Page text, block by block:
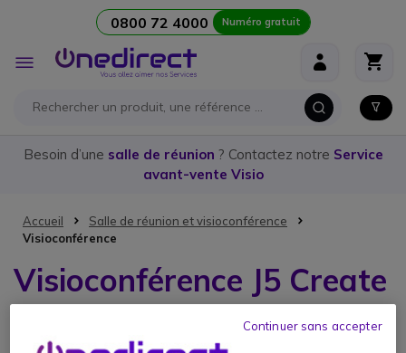
0800 72 4000 Numéro gratuit
Affichage
navigation
Besoin d’une salle de réunion ? Contactez notre Service
avant-vente Visio
Accueil
Salle de réunion et visioconférence
Visioconférence
Visioconférence J5 Create
2 articles
Continuer sans accepter